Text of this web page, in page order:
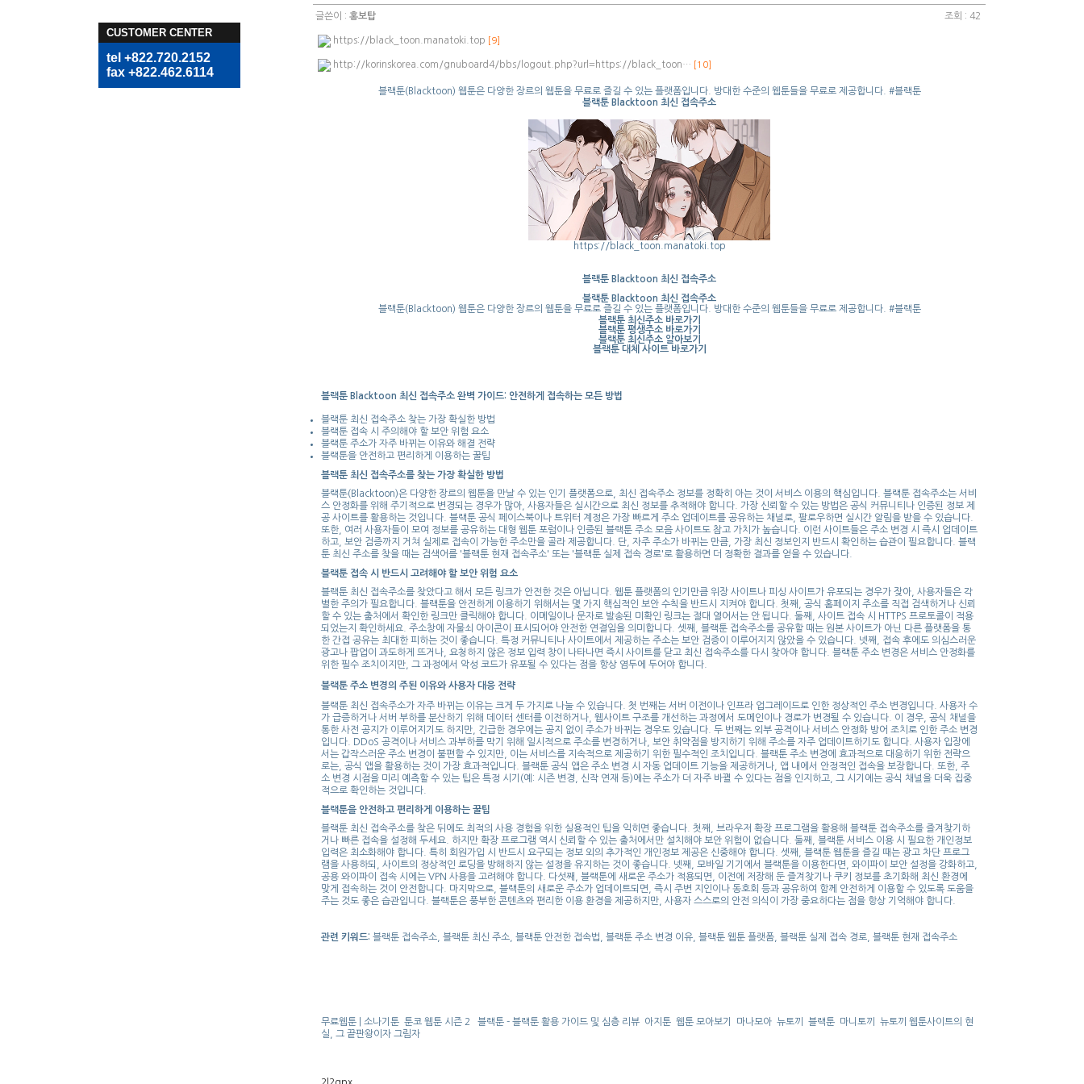
CUSTOMER CENTER
tel +822.720.2152
fax +822.462.6114
글쓴이 : 홍보탑 조회 : 42
https://black_toon.manatoki.top [9]
http://korinskorea.com/gnuboard4/bbs/logout.php?url=https://black_toon… [10]
블랙툰(Blacktoon) 웹툰은 다양한 장르의 웹툰을 무료로 즐길 수 있는 플랫폼입니다. 방대한 수준의 웹툰들을 무료로 제공합니다. #블랙툰
블랙툰 Blacktoon 최신 접속주소
https://black_toon.manatoki.top
블랙툰 Blacktoon 최신 접속주소
블랙툰 Blacktoon 최신 접속주소
블랙툰(Blacktoon) 웹툰은 다양한 장르의 웹툰을 무료로 즐길 수 있는 플랫폼입니다. 방대한 수준의 웹툰들을 무료로 제공합니다. #블랙툰
블랙툰 최신주소 바로가기
블랙툰 평생주소 바로가기
블랙툰 최신주소 알아보기
블랙툰 대체 사이트 바로가기
블랙툰 Blacktoon 최신 접속주소 완벽 가이드: 안전하게 접속하는 모든 방법
블랙툰 최신 접속주소 찾는 가장 확실한 방법
블랙툰 접속 시 주의해야 할 보안 위험 요소
블랙툰 주소가 자주 바뀌는 이유와 해결 전략
블랙툰을 안전하고 편리하게 이용하는 꿀팁
블랙툰 최신 접속주소를 찾는 가장 확실한 방법
블랙툰(Blacktoon)은 다양한 장르의 웹툰을 만날 수 있는 인기 플랫폼으로, 최신 접속주소 정보를 정확히 아는 것이 서비스 이용의 핵심입니다. 블랙툰 접속주소는 서비
스 안정화를 위해 주기적으로 변경되는 경우가 많아, 사용자들은 실시간으로 최신 정보를 추적해야 합니다. 가장 신뢰할 수 있는 방법은 공식 커뮤니티나 인증된 정보 제
공 사이트를 활용하는 것입니다. 블랙툰 공식 페이스북이나 트위터 계정은 가장 빠르게 주소 업데이트를 공유하는 채널로, 팔로우하면 실시간 알림을 받을 수 있습니다.
또한, 여러 사용자들이 모여 정보를 공유하는 대형 웹툰 포럼이나 인증된 블랙툰 주소 모음 사이트도 참고 가치가 높습니다. 이런 사이트들은 주소 변경 시 즉시 업데이트
하고, 보안 검증까지 거쳐 실제로 접속이 가능한 주소만을 골라 제공합니다. 단, 자주 주소가 바뀌는 만큼, 가장 최신 정보인지 반드시 확인하는 습관이 필요합니다. 블랙
툰 최신 주소를 찾을 때는 검색어를 '블랙툰 현재 접속주소' 또는 '블랙툰 실제 접속 경로'로 활용하면 더 정확한 결과를 얻을 수 있습니다.
블랙툰 접속 시 반드시 고려해야 할 보안 위험 요소
블랙툰 최신 접속주소를 찾았다고 해서 모든 링크가 안전한 것은 아닙니다. 웹툰 플랫폼의 인기만큼 위장 사이트나 피싱 사이트가 유포되는 경우가 잦아, 사용자들은 각
별한 주의가 필요합니다. 블랙툰을 안전하게 이용하기 위해서는 몇 가지 핵심적인 보안 수칙을 반드시 지켜야 합니다. 첫째, 공식 홈페이지 주소를 직접 검색하거나 신뢰
할 수 있는 출처에서 확인한 링크만 클릭해야 합니다. 이메일이나 문자로 발송된 미확인 링크는 절대 열어서는 안 됩니다. 둘째, 사이트 접속 시 HTTPS 프로토콜이 적용
되었는지 확인하세요. 주소창에 자물쇠 아이콘이 표시되어야 안전한 연결임을 의미합니다. 셋째, 블랙툰 접속주소를 공유할 때는 원본 사이트가 아닌 다른 플랫폼을 통
한 간접 공유는 최대한 피하는 것이 좋습니다. 특정 커뮤니티나 사이트에서 제공하는 주소는 보안 검증이 이루어지지 않았을 수 있습니다. 넷째, 접속 후에도 의심스러운
광고나 팝업이 과도하게 뜨거나, 요청하지 않은 정보 입력 창이 나타나면 즉시 사이트를 닫고 최신 접속주소를 다시 찾아야 합니다. 블랙툰 주소 변경은 서비스 안정화를
위한 필수 조치이지만, 그 과정에서 악성 코드가 유포될 수 있다는 점을 항상 염두에 두어야 합니다.
블랙툰 주소 변경의 주된 이유와 사용자 대응 전략
블랙툰 최신 접속주소가 자주 바뀌는 이유는 크게 두 가지로 나눌 수 있습니다. 첫 번째는 서버 이전이나 인프라 업그레이드로 인한 정상적인 주소 변경입니다. 사용자 수
가 급증하거나 서버 부하를 분산하기 위해 데이터 센터를 이전하거나, 웹사이트 구조를 개선하는 과정에서 도메인이나 경로가 변경될 수 있습니다. 이 경우, 공식 채널을
통한 사전 공지가 이루어지기도 하지만, 긴급한 경우에는 공지 없이 주소가 바뀌는 경우도 있습니다. 두 번째는 외부 공격이나 서비스 안정화 방어 조치로 인한 주소 변경
입니다. DDoS 공격이나 서비스 과부하를 막기 위해 일시적으로 주소를 변경하거나, 보안 취약점을 방지하기 위해 주소를 자주 업데이트하기도 합니다. 사용자 입장에
서는 갑작스러운 주소 변경이 불편할 수 있지만, 이는 서비스를 지속적으로 제공하기 위한 필수적인 조치입니다. 블랙툰 주소 변경에 효과적으로 대응하기 위한 전략으
로는, 공식 앱을 활용하는 것이 가장 효과적입니다. 블랙툰 공식 앱은 주소 변경 시 자동 업데이트 기능을 제공하거나, 앱 내에서 안정적인 접속을 보장합니다. 또한, 주
소 변경 시점을 미리 예측할 수 있는 팁은 특정 시기(예: 시즌 변경, 신작 연재 등)에는 주소가 더 자주 바뀔 수 있다는 점을 인지하고, 그 시기에는 공식 채널을 더욱 집중
적으로 확인하는 것입니다.
블랙툰을 안전하고 편리하게 이용하는 꿀팁
블랙툰 최신 접속주소를 찾은 뒤에도 최적의 사용 경험을 위한 실용적인 팁을 익히면 좋습니다. 첫째, 브라우저 확장 프로그램을 활용해 블랙툰 접속주소를 즐겨찾기하
거나 빠른 접속을 설정해 두세요. 하지만 확장 프로그램 역시 신뢰할 수 있는 출처에서만 설치해야 보안 위험이 없습니다. 둘째, 블랙툰 서비스 이용 시 필요한 개인정보
입력은 최소화해야 합니다. 특히 회원가입 시 반드시 요구되는 정보 외의 추가적인 개인정보 제공은 신중해야 합니다. 셋째, 블랙툰 웹툰을 즐길 때는 광고 차단 프로그
램을 사용하되, 사이트의 정상적인 로딩을 방해하지 않는 설정을 유지하는 것이 좋습니다. 넷째, 모바일 기기에서 블랙툰을 이용한다면, 와이파이 보안 설정을 강화하고,
공용 와이파이 접속 시에는 VPN 사용을 고려해야 합니다. 다섯째, 블랙툰에 새로운 주소가 적용되면, 이전에 저장해 둔 즐겨찾기나 쿠키 정보를 초기화해 최신 환경에
맞게 접속하는 것이 안전합니다. 마지막으로, 블랙툰의 새로운 주소가 업데이트되면, 즉시 주변 지인이나 동호회 등과 공유하여 함께 안전하게 이용할 수 있도록 도움을
주는 것도 좋은 습관입니다. 블랙툰은 풍부한 콘텐츠와 편리한 이용 환경을 제공하지만, 사용자 스스로의 안전 의식이 가장 중요하다는 점을 항상 기억해야 합니다.
관련 키워드: 블랙툰 접속주소, 블랙툰 최신 주소, 블랙툰 안전한 접속법, 블랙툰 주소 변경 이유, 블랙툰 웹툰 플랫폼, 블랙툰 실제 접속 경로, 블랙툰 현재 접속주소
무료웹툰 | 소나기툰 툰코 웹툰 시즌 2 블랙툰 - 블랙툰 활용 가이드 및 심층 리뷰 아지툰 웹툰 모아보기 마나모아 뉴토끼 블랙툰 마니토끼
뉴토끼 웹툰사이트의 현
실, 그 끝판왕이자 그림자